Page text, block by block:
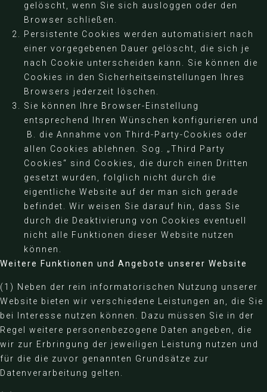
gelöscht, wenn Sie sich ausloggen oder den
Browser schließen.
Persistente Cookies werden automatisiert nach
einer vorgegebenen Dauer gelöscht, die sich je
nach Cookie unterscheiden kann. Sie können die
Cookies in den Sicherheitseinstellungen Ihres
Browsers jederzeit löschen.
Sie können Ihre Browser-Einstellung
entsprechend Ihren Wünschen konfigurieren und
B. die Annahme von Third-Party-Cookies oder
allen Cookies ablehnen. Sog. „Third Party
Cookies“ sind Cookies, die durch einen Dritten
gesetzt wurden, folglich nicht durch die
eigentliche Website auf der man sich gerade
befindet. Wir weisen Sie darauf hin, dass Sie
durch die Deaktivierung von Cookies eventuell
nicht alle Funktionen dieser Website nutzen
können.
Weitere Funktionen und Angebote unserer Website
(1) Neben der rein informatorischen Nutzung unserer
Website bieten wir verschiedene Leistungen an, die Sie
bei Interesse nutzen können. Dazu müssen Sie in der
Regel weitere personenbezogene Daten angeben, die
wir zur Erbringung der jeweiligen Leistung nutzen und
für die die zuvor genannten Grundsätze zur
Datenverarbeitung gelten.